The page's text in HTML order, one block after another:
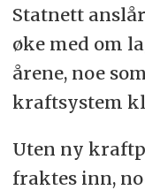
Statnett
øke med om
årene, noe
kraftsystem
Uten ny
fraktes inn,